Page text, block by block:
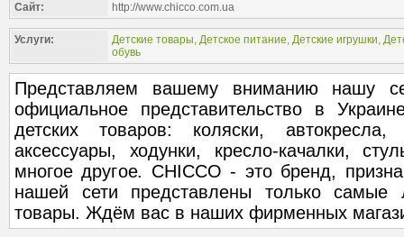
Сайт: http://www.chicco.com.ua
Услуги: Детские товары, Детское питание, Детские игрушки,
обувь
Представляем вашему вниманию нашу
официальное представительство в
детских товаров: коляски,
аксессуары, ходунки, кресло-качалки,
многое другое. CHICCO - это бренд,
нашей сети представлены только самые
товары. Ждём вас в наших фирменных